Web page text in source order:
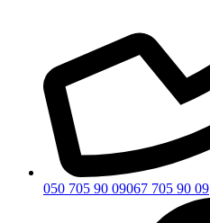
050 705 90 09067 705 90 09